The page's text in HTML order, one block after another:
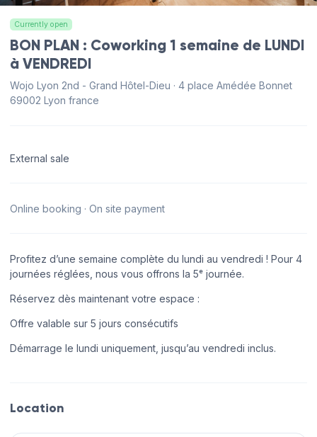
Currently open
BON PLAN : Coworking 1 semaine de LUNDI
à VENDREDI
Wojo Lyon 2nd - Grand Hôtel-Dieu · 4 place Amédée Bonnet
69002 Lyon france
External sale
Online booking · On site payment
Profitez d’une semaine complète du lundi au vendredi ! Pour 4
journées réglées, nous vous offrons la 5ᵉ journée.
Réservez dès maintenant votre espace :
Offre valable sur 5 jours consécutifs
Démarrage le lundi uniquement, jusqu’au vendredi inclus.
Location